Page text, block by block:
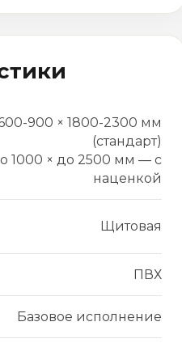
900 × 1800-2300 мм
(стандарт)
1000 × до 2500 мм — с
наценкой
Щитовая
ПВХ
Базовое исполнение